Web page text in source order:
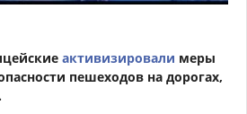
активизировали меры
пешеходов на дорогах,